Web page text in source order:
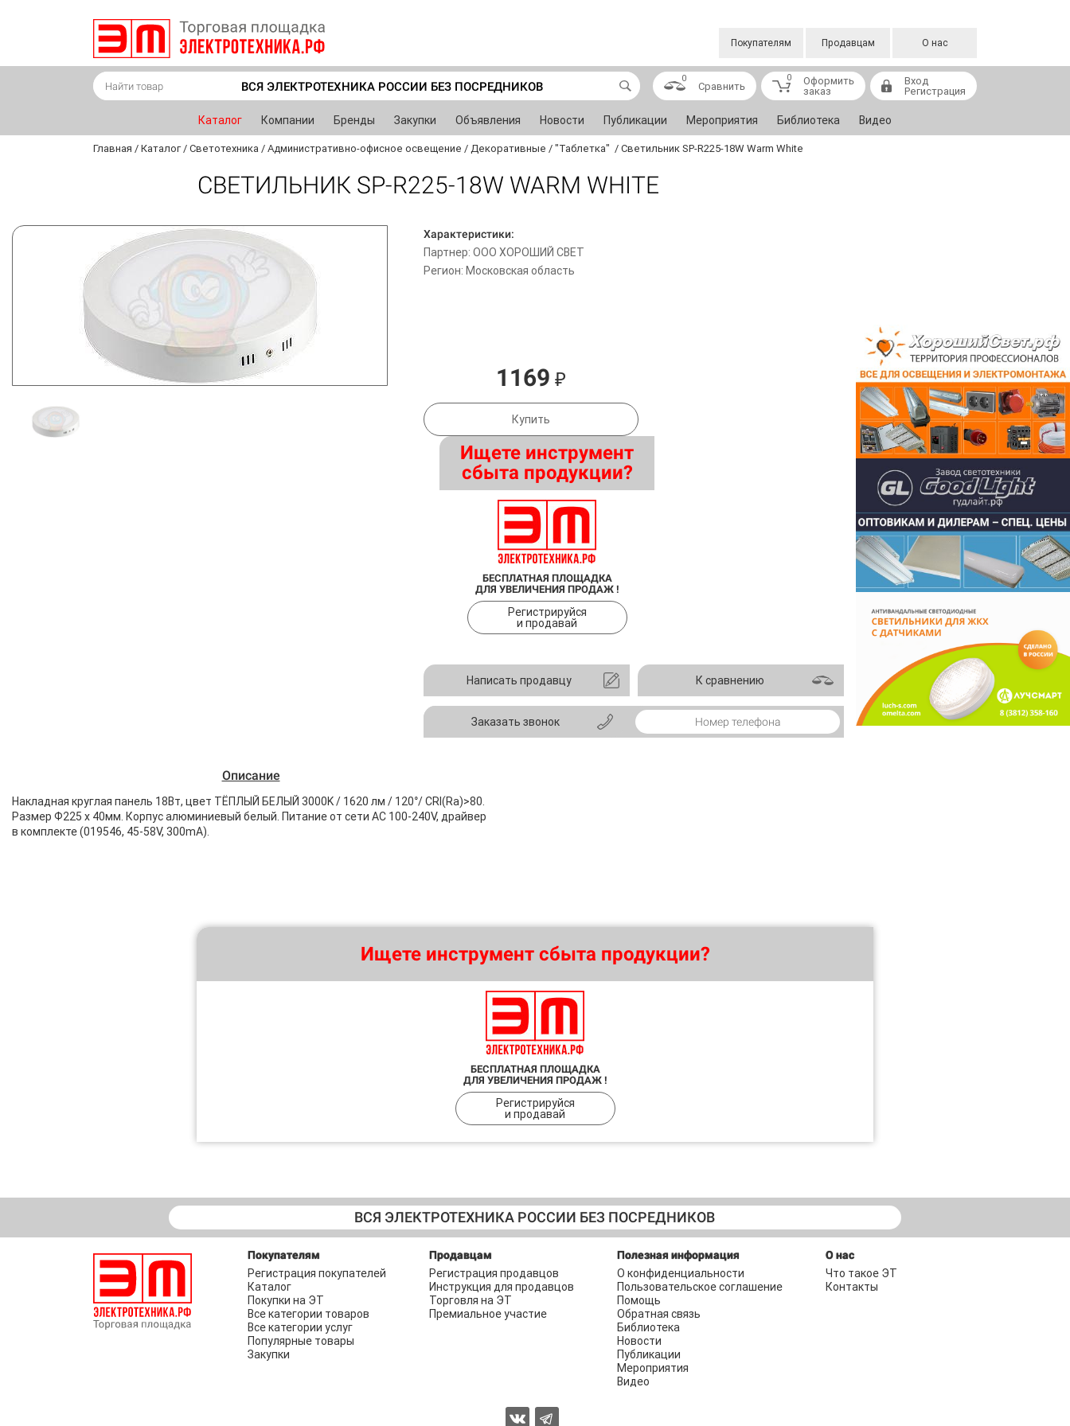
Покупателям Продавцам О нас
ВСЯ ЭЛЕКТРОТЕХНИКА РОССИИ БЕЗ ПОСРЕДНИКОВ
0
Сравнить
0
Оформить
заказ
Вход
Регистрация
Каталог Компании Бренды Закупки Объявления Новости Публикации Мероприятия Библиотека Видео
Главная / Каталог / Светотехника / Административно-офисное освещение / Декоративные / "Таблетка" / Светильник SP-R225-18W Warm White
СВЕТИЛЬНИК SP-R225-18W WARM WHITE
Характеристики:
Партнер: ООО ХОРОШИЙ СВЕТ
Регион: Московская область
1169 ₽
Купить
Ищете инструмент
сбыта продукции?
БЕСПЛАТНАЯ ПЛОЩАДКА
ДЛЯ УВЕЛИЧЕНИЯ ПРОДАЖ !
Регистрируйся
и продавай
Написать продавцу К сравнению
Заказать звонок
Описание
Накладная круглая панель 18Вт, цвет ТЁПЛЫЙ БЕЛЫЙ 3000K / 1620 лм / 120°/ CRI(Ra)>80.
Размер Ф225 x 40мм. Корпус алюминиевый белый. Питание от сети AC 100-240V, драйвер
в комплекте (019546, 45-58V, 300mA).
Ищете инструмент сбыта продукции?
БЕСПЛАТНАЯ ПЛОЩАДКА
ДЛЯ УВЕЛИЧЕНИЯ ПРОДАЖ !
Регистрируйся
и продавай
ВСЯ ЭЛЕКТРОТЕХНИКА РОССИИ БЕЗ ПОСРЕДНИКОВ
Покупателям
Регистрация покупателей
Каталог
Покупки на ЭТ
Все категории товаров
Все категории услуг
Популярные товары
Закупки
Продавцам
Регистрация продавцов
Инструкция для продавцов
Торговля на ЭТ
Премиальное участие
Полезная информация
О конфиденциальности
Пользовательское соглашение
Помощь
Обратная связь
Библиотека
Новости
Публикации
Мероприятия
Видео
О нас
Что такое ЭТ
Контакты